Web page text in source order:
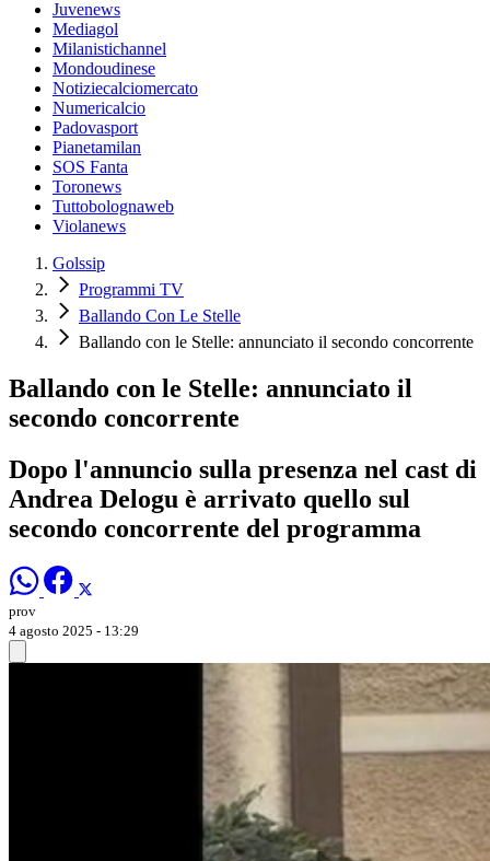
Juvenews
Mediagol
Milanistichannel
Mondoudinese
Notiziecalciomercato
Numericalcio
Padovasport
Pianetamilan
SOS Fanta
Toronews
Tuttobolognaweb
Violanews
Golssip
Programmi TV
Ballando Con Le Stelle
Ballando con le Stelle: annunciato il secondo concorrente
Ballando con le Stelle: annunciato il
secondo concorrente
Dopo l'annuncio sulla presenza nel cast di
Andrea Delogu è arrivato quello sul
secondo concorrente del programma
prov
4 agosto 2025 - 13:29